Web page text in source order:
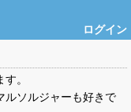
ログイン
。
ルソルジャーも好きで